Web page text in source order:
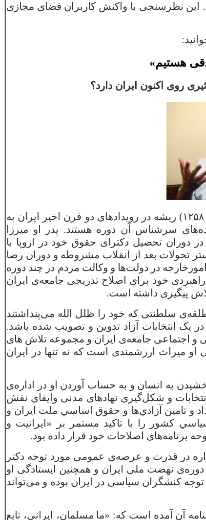
این نظرسنجی با واکنش کاربران فضای مجازی
هستیم»
روی اکنون ایران دارد؟
ریشه در رویدادهای دو قرن اخیر ایران به
سرشناس آن دوره هستند. پدر او میرزا
دوران تحصیل دکترای حقوق خود در اروپا با
تحولات بعد از انقلاب مشروطه و دوران رضا
در دولت‌ها و وکالت مردم در چند دوره
خود برای اصلاح تدریجی جامعه‌ی ایران
‌پیگیری داشته است.
سلطنتی که خود را ظلل الله می‌پنداشتند
یک انتخابات آزاد تدوین و تصویب شده باشد.
و اجتماعی جامعه‌‌‌ی ایران و مجموعه تلاش های
میراث ارزشمندی است که نه تنها در ایران
به انسان و به حساب آوردن او در اداره‌ی
و شكل‌گيری نهادهای مدنی وايفای نقش
و تامين آزادي‌ها و حقوق اساسي ملت ايران و
كشور را با تاکید مستمر بر «ایرانیت و
برنامه‌های اصلاحات خود قرار داده بود.
در قدرت و عرصه‌‌ی عمومی مورد توجه دکتر
نهضت ملی ایران و همچنین ایستادگی او
توجه کنشگران سیاسی در ایران بوده و می‌تواند
آن آمده است که: «ما مسلمان، ایرانی، تابع